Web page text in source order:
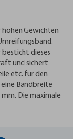
hohen Gewichten
besticht dieses
und sichert
etc. für den
eine Bandbreite
Die maximale